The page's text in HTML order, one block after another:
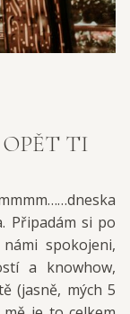
OPĚT TI
Připadám si po
spokojeni,
a knowhow,
(jasně, mých 5